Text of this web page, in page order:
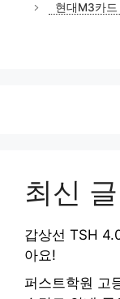
현대M3카드
최신 글
갑상선 TSH
아요!
퍼스트학원 고